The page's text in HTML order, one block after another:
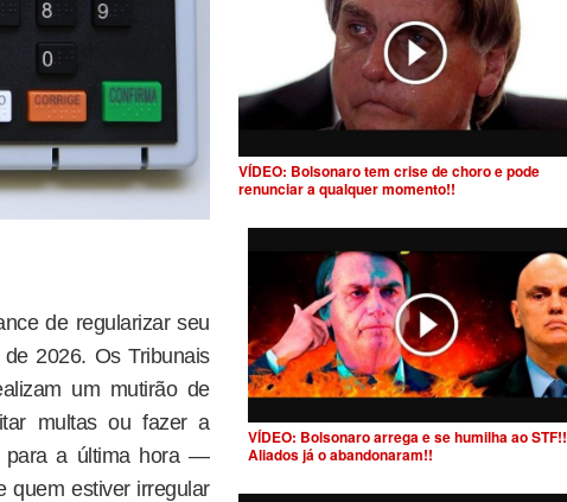
de regularizar seu
2026. Os Tribunais
um mutirão de
multas ou fazer a
para a última hora —
quem estiver irregular
VÍDEO: Bolsonaro tem crise de choro e pode
renunciar a qualquer momento!!
VÍDEO: Bolsonaro arrega e se humilha ao STF!!
Aliados já o abandonaram!!